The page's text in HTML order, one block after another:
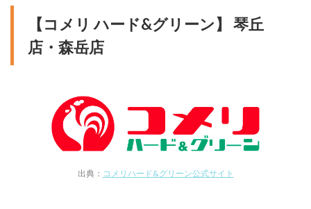
【コメリ ハード&グリーン】 琴丘
店・森岳店
出典： コメリハード&グリーン公式サイト